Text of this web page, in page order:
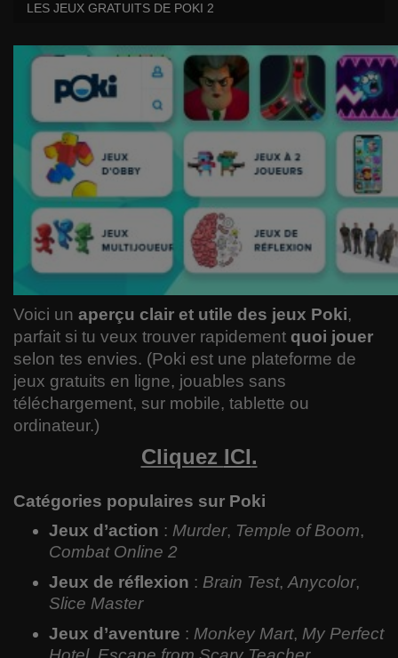
LES JEUX GRATUITS DE POKI 2
Voici un aperçu clair et utile des jeux Poki,
parfait si tu veux trouver rapidement quoi jouer
selon tes envies. (Poki est une plateforme de
jeux gratuits en ligne, jouables sans
téléchargement, sur mobile, tablette ou
ordinateur.)
Cliquez ICI.
Catégories populaires sur Poki
Jeux d’action : Murder, Temple of Boom,
Combat Online 2
Jeux de réflexion : Brain Test,Anycolor,
Slice Master
Jeux d’aventure : Monkey Mart, My Perfect